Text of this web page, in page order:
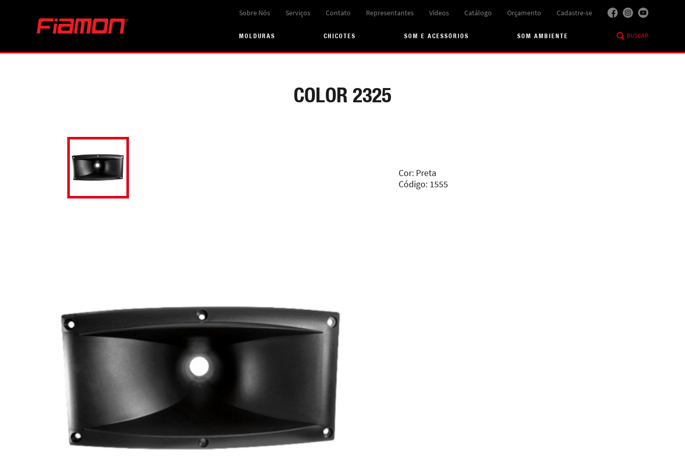
Sobre Nós Serviços Contato Representantes Vídeos Catálogo Orçamento Cadastre-se
MOLDURAS CHICOTES SOM E ACESSÓRIOS SOM AMBIENTE BUSCAR
COLOR 2325
Cor: Preta
Código: 1555